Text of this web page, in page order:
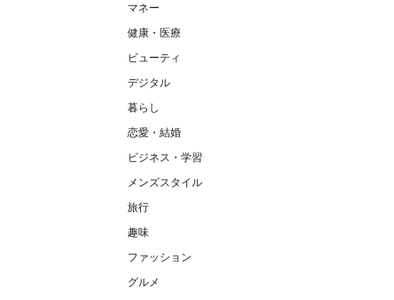
マネー
健康・医療
ビューティ
デジタル
暮らし
恋愛・結婚
ビジネス・学習
メンズスタイル
旅行
趣味
ファッション
グルメ